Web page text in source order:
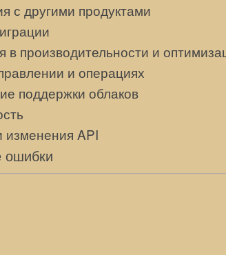
с другими продуктами
в производительности и
и операциях
поддержки облаков
изменения API
ошибки